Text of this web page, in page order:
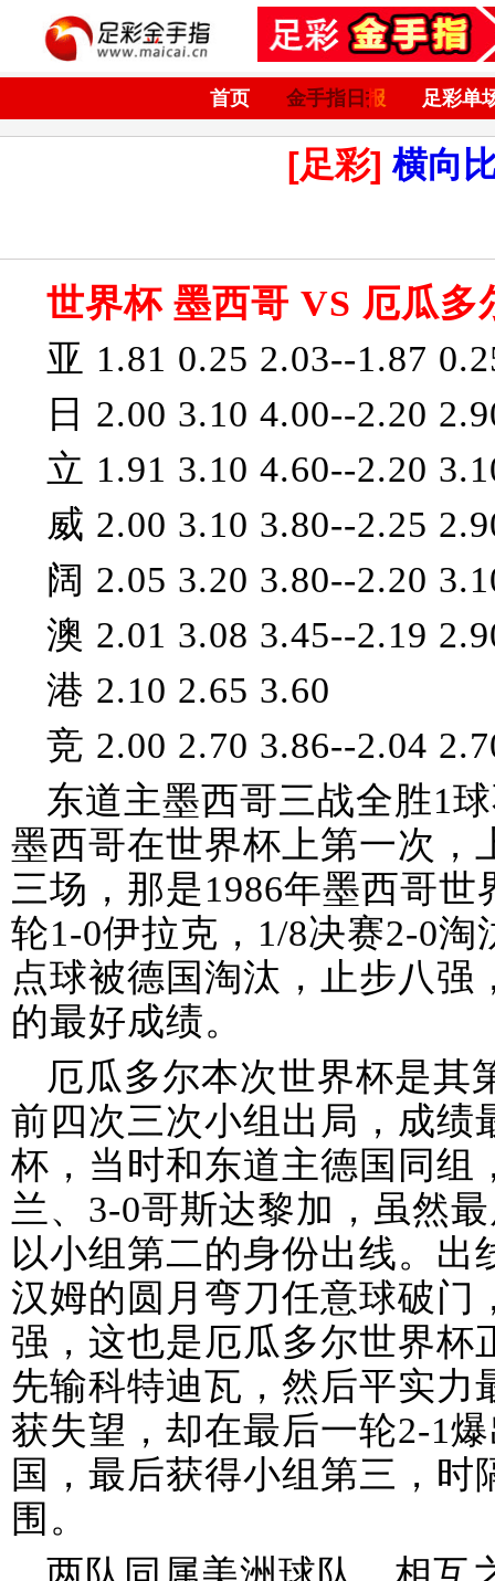
首页 金手指日报 足彩单
[足彩]横向
世界杯 墨西哥 VS 厄瓜多
亚 1.81 0.25 2.03--1.87
日 2.00 3.10 4.00--2.20
立 1.91 3.10 4.60--2.20
威 2.00 3.10 3.80--2.25
阔 2.05 3.20 3.80--2.20
澳 2.01 3.08 3.45--2.19
港 2.10 2.65 3.60
竞 2.00 2.70 3.86--2.04
东道主墨西哥三战全胜1
墨西哥在世界杯上第一次，
三场，那是1986年墨西哥
轮1-0伊拉克，1/8决赛2-0
点球被德国淘汰，止步八
的最好成绩。
厄瓜多尔本次世界杯是其
前四次三次小组出局，成绩
杯，当时和东道主德国同组
兰、3-0哥斯达黎加，虽然
以小组第二的身份出线。
汉姆的圆月弯刀任意球破门
强，这也是厄瓜多尔世界杯
先输科特迪瓦，然后平实力
获失望，却在最后一轮2-1
国，最后获得小组第三，时
围。